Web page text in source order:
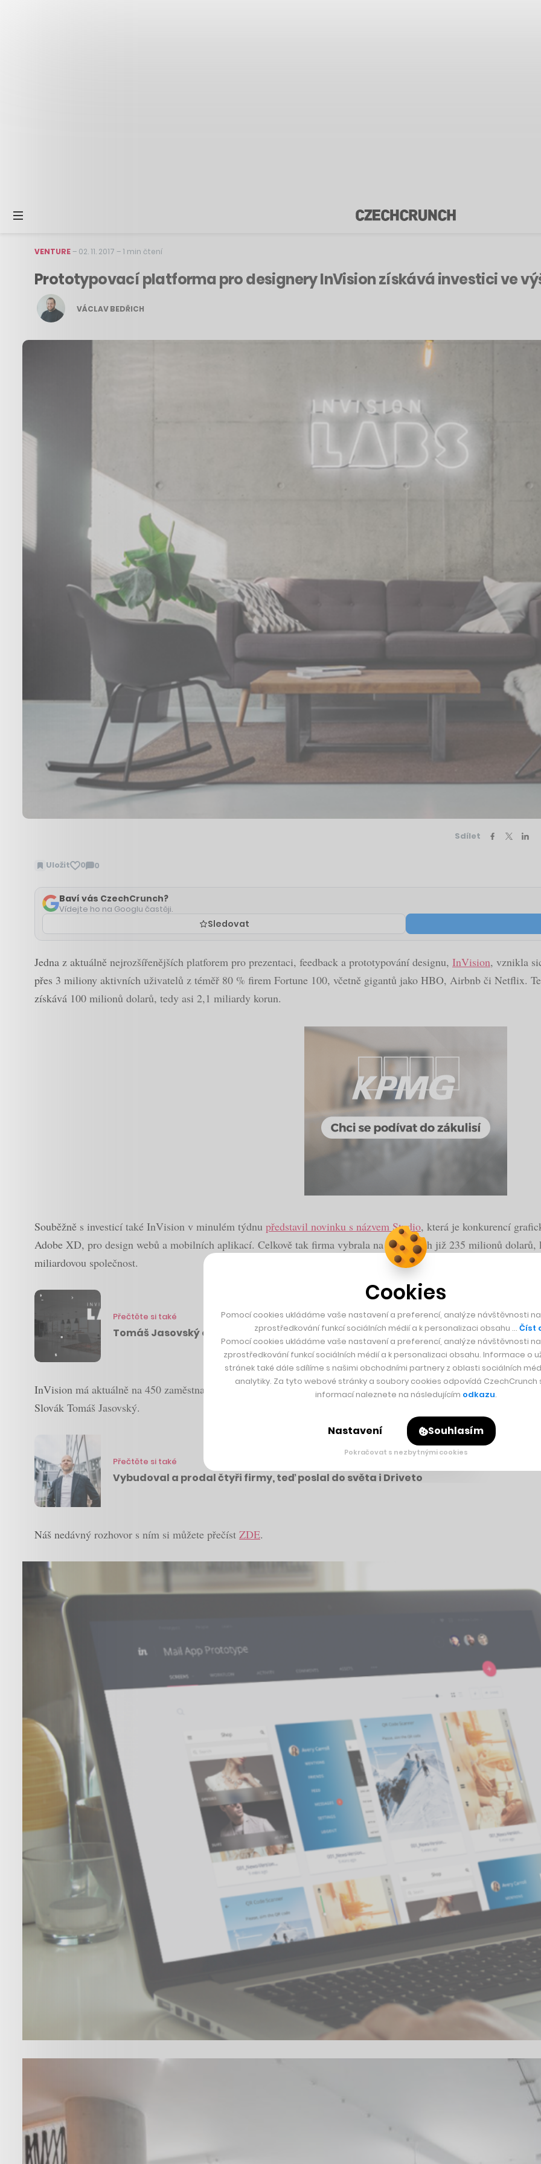
VENTURE– 02. 11. 2017 –1 min čtení
Prototypovací platforma pro designery InVision získává investici ve
VÁCLAV BEDŘICH
Sdílet
Uložit 0 0
Zobrazit
Baví vás CzechCrunch?
Vídejte ho na Googlu častěji.
Sledovat
Jedna z aktuálně nejrozšířenějších platforem pro prezentaci, feedback a prototypování designu, InVision, vznikla
přes 3 miliony aktivních uživatelů z téměř 80 % firem Fortune 100, včetně gigantů jako HBO, Airbnb či Netflix.
získává 100 milionů dolarů, tedy asi 2,1 miliardy korun.
Souběžně s investicí také InVision v minulém týdnu představil novinku s názvem Studio, která je konkurencí
Adobe XD, pro design webů a mobilních aplikací. Celkově tak firma vybrala na investicích již 235 milionů
miliardovou společnost.
Přečtěte si také
Tomáš Jasovský o tom, jak vznikl pražský projekt InVision Labs, stamilionového
InVision má aktuálně na 450 zaměstnanců v 20 zemích světa, včetně České republiky, kde sídlí celá
Slovák Tomáš Jasovský.
Přečtěte si také
Vybudoval a prodal čtyři firmy, teď poslal do světa i Driveto
Náš nedávný rozhovor s ním si můžete přečíst ZDE.
Cookies
Pomocí cookies ukládáme vaše nastavení a preferencí, analýze návštěvnosti
zprostředkování funkcí sociálních médií a k personalizaci obsahu … Číst
Pomocí cookies ukládáme vaše nastavení a preferencí, analýze návštěvnosti
zprostředkování funkcí sociálních médií a k personalizaci obsahu. Informace o
stránek také dále sdílíme s našimi obchodními partnery z oblasti sociálních
analytiky. Za tyto webové stránky a soubory cookies odpovídá CzechCrunch
informací naleznete na následujícím odkazu.
Nastavení Souhlasím
Pokračovat s nezbytnými cookies